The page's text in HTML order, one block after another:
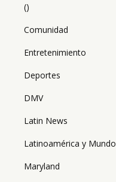
()
Comunidad
Entretenimiento
Deportes
DMV
Latin News
Latinoamérica y Mundo
Maryland